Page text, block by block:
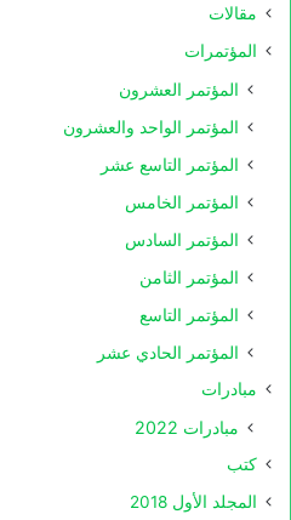
مقالات
المؤتمرات
المؤتمر العشرون
المؤتمر الواحد والعشرون
المؤتمر التاسع عشر
المؤتمر الخامس
المؤتمر السادس
المؤتمر الثامن
المؤتمر التاسع
المؤتمر الحادي عشر
مبادرات
مبادرات 2022
كتب
المجلد الأول 2018